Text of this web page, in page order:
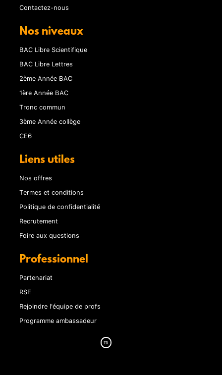
Contactez-nous
Nos niveaux
BAC Libre Scientifique
BAC Libre Lettres
2ème Année BAC
1ère Année BAC
Tronc commun
3ème Année collège
CE6
Liens utiles
Nos offres
Termes et conditions
Politique de confidentialité
Recrutement
Foire aux questions
Professionnel
Partenariat
RSE
Rejoindre l'équipe de profs
Programme ambassadeur